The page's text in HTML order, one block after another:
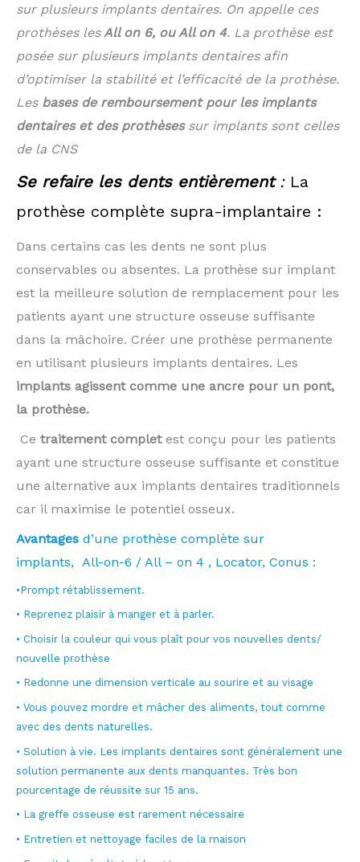
sur plusieurs implants dentaires. On appelle ces
prothèses lesAll on 6, ou All on 4. La prothèse est
posée sur plusieurs implants dentaires afin
d’optimiser la stabilité et l’efficacité de la prothèse.
Les bases de remboursement pour les implants
dentaires et des prothèsessur implants sont celles
de la CNS
Se refaire les dents entièrement: La
prothèse complète supra-implantaire :
Dans certains cas les dents ne sont plus
conservables ou absentes. La prothèse sur implant
est la meilleure solution de remplacement pour les
patients ayant une structure osseuse suffisante
dans la mâchoire. Créer une prothèse permanente
en utilisant plusieurs implants dentaires. Les
implants agissent comme une ancre pour un pont,
la prothèse.
Ce traitement completest conçu pour les patients
ayant une structure osseuse suffisante et constitue
une alternative aux implants dentaires traditionnels
car il maximise le potentiel osseux.
Avantages d’une prothèse complète sur
implants, All-on-6 / All – on 4 , Locator, Conus :
•Prompt rétablissement.
• Reprenez plaisir à manger et à parler.
• Choisir la couleur qui vous plaît pour vos nouvelles dents/
nouvelle prothèse
• Redonne une dimension verticale au sourire et au visage
• Vous pouvez mordre et mâcher des aliments, tout comme
avec des dents naturelles.
• Solution à vie. Les implants dentaires sont généralement une
solution permanente aux dents manquantes. Très bon
pourcentage de réussite sur 15 ans.
• La greffe osseuse est rarement nécessaire
• Entretien et nettoyage faciles de la maison